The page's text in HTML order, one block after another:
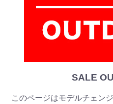
SALE
このページはモデルチェン